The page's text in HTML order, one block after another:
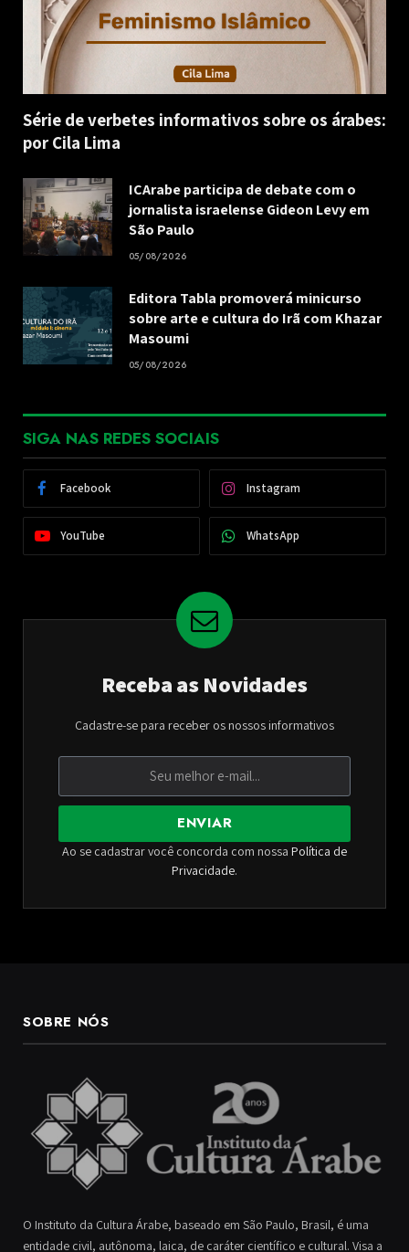
Série de verbetes informativos sobre os árabes:
por Cila Lima
ICArabe participa de debate com o
jornalista israelense Gideon Levy em
São Paulo
05/08/2026
Editora Tabla promoverá minicurso
sobre arte e cultura do Irã com Khazar
Masoumi
05/08/2026
SIGA NAS REDES SOCIAIS
Facebook Instagram
YouTube WhatsApp
Receba as Novidades
Cadastre-se para receber os nossos informativos
ENVIAR
Ao se cadastrar você concorda com nossa Política de
Privacidade.
SOBRE NÓS
O Instituto da Cultura Árabe, baseado em São Paulo, Brasil, é uma
entidade civil, autônoma, laica, de caráter científico e cultural. Visa a